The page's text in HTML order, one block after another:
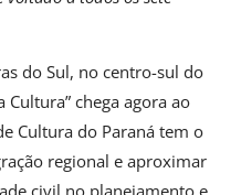
do Sul, no centro-sul do
Cultura” chega agora ao
Cultura do Paraná tem o
regional e aproximar